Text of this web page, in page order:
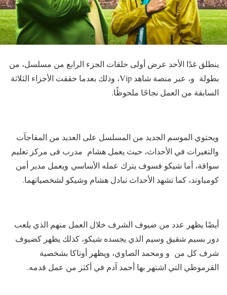
ينطلق غدًا الأحد عرض أولى حلقات الجزء الرابع من مسلسل، من
بطولة و، عبر منصة شاهد Vip، وذلك بعدما حققت الأجزاء الثلاثة
السابقة من العمل نجاحًا ملحوظًا.
ويحتوي الموسم الجديد من المسلسل على العديد من المفاجآت
والتغيرات في الأحداث، حيث يعمل هشام مدرب فى مركز تعليم
سواقة، أما شيكو فسوف يترك عمله الأساسي ويعمل مدير أمن
كومباوند، كما تشهد الأحداث تبادل هشام وشيكو لشخصياتهما.
أيضًا يظهر عدد من ضيوف الشرف خلال العمل منهم الذي يلعب
دور بسيم شقيق وسيم الذي يجسده شيكو، كذلك يظهر كضيوف
شرف كل من و ومحمد الصاوي، ويظهر أوتاكا بشخصية
القرموطي التي اشتهر بها أحمد آدم في أكثر من عمل قدمه.